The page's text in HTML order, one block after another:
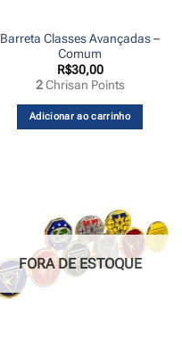
Barreta Classes Avançadas –
Comum
R$30,00
2Chrisan Points
Adicionar ao carrinho
FORA DE ESTOQUE